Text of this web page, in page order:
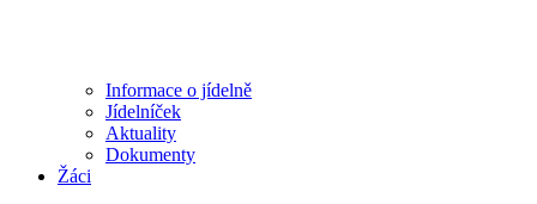
Informace o jídelně
Jídelníček
Aktuality
Dokumenty
Žáci